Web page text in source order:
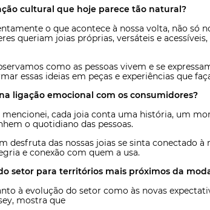
cultural que hoje parece tão natural?
o que acontece à nossa volta, não só
queriam joias próprias, versáteis e
como as pessoas vivem e se
essas ideias em peças e experiências que
ligação emocional com os consumidores?
mencionei, cada joia conta uma história, um
o quotidiano das pessoas.
das nossas joias se sinta conectado à
e conexão com quem a usa.
setor para territórios mais próximos da
à evolução do setor como às novas
mostra que